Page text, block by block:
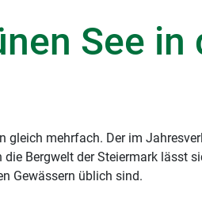
See in
gleich mehrfach. Der im
Bergwelt der Steiermark lässt
Gewässern üblich sind.